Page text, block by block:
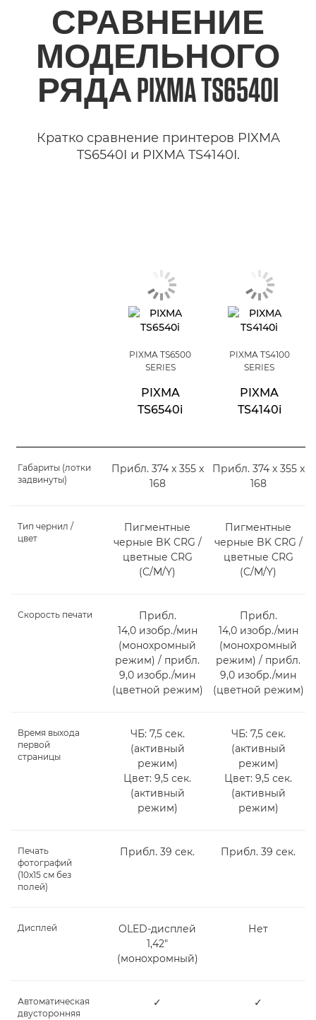
СРАВНЕНИЕ
МОДЕЛЬНОГО
РЯДА PIXMA TS6540I
Кратко сравнение принтеров PIXMA
TS6540I и PIXMA TS4140I.
PIXMA TS6500
SERIES
PIXMA
TS6540i
PIXMA TS4100
SERIES
PIXMA
TS4140i
Габариты (лотки
задвинуты)
Прибл. 374 x 355 x
168
Прибл. 374 x 355 x
168
Тип чернил /
цвет
Пигментные
черные BK CRG /
цветные CRG
(C/M/Y)
Пигментные
черные BK CRG /
цветные CRG
(C/M/Y)
Скорость печати
Прибл.
14,0 изобр./мин
(монохромный
режим) / прибл.
9,0 изобр./мин
(цветной режим)
Прибл.
14,0 изобр./мин
(монохромный
режим) / прибл.
9,0 изобр./мин
(цветной режим)
Время выхода
первой
страницы
ЧБ: 7,5 сек.
(активный
режим)
Цвет: 9,5 сек.
(активный
режим)
ЧБ: 7,5 сек.
(активный
режим)
Цвет: 9,5 сек.
(активный
режим)
Печать
фотографий
(10x15 см без
полей)
Прибл. 39 сек. Прибл. 39 сек.
Дисплей
OLED-дисплей
1,42"
(монохромный)
Нет
Автоматическая
двусторонняя
✓ ✓